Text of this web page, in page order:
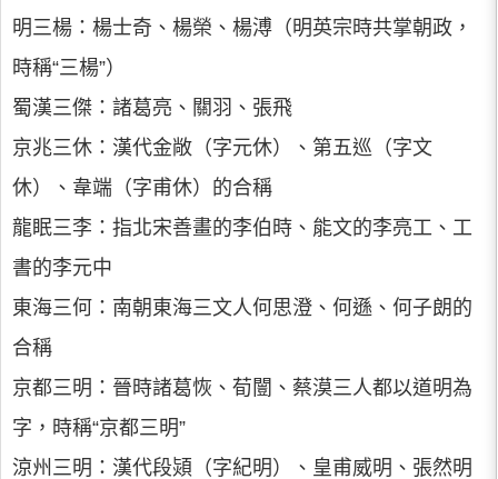
明三楊：楊士奇、楊榮、楊溥（明英宗時共掌朝政，
時稱“三楊”）
蜀漢三傑：諸葛亮、關羽、張飛
京兆三休：漢代金敞（字元休）、第五巡（字文
休）、韋端（字甫休）的合稱
龍眠三李：指北宋善畫的李伯時、能文的李亮工、工
書的李元中
東海三何：南朝東海三文人何思澄、何遜、何子朗的
合稱
京都三明：晉時諸葛恢、荀闓、蔡漠三人都以道明為
字，時稱“京都三明”
涼州三明：漢代段熲（字紀明）、皇甫威明、張然明